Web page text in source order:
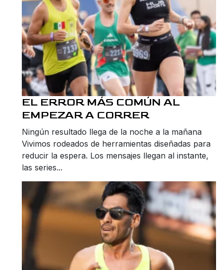
EL ERROR MÁS COMÚN AL
EMPEZAR A CORRER
Ningún resultado llega de la noche a la mañana
Vivimos rodeados de herramientas diseñadas para
reducir la espera. Los mensajes llegan al instante,
las series...